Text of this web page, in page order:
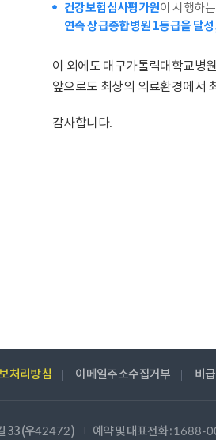
건강보험심사평가원이 시행하
연속 상급종합병원 1등급을 달
이 외에도 대구가톨릭대학교병
앞으로도 최상의 의료환경에서
감사합니다.
처리방침 이메일주소수집거부 비
33 (우42472 ) 예약 및 대표전화 : 1688-